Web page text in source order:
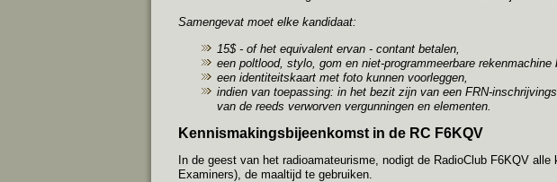
Samengevat moet elke kandidaat:
15$ - of het equivalent ervan - contant betalen,
een poltlood, stylo, gom en niet-programmeerbare rekenmachine
een identiteitskaart met foto kunnen voorleggen,
indien van toepassing: in het bezit zijn van een FRN-
van de reeds verworven vergunningen en elementen.
Kennismakingsbijeenkomst in de RC F6KQV
In de geest van het radioamateurisme, nodigt de RadioClub F6KQV
Examiners), de maaltijd te gebruiken.